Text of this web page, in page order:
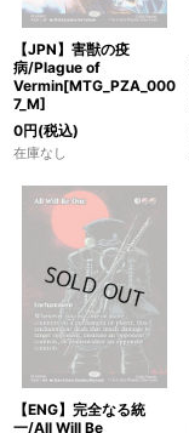
【JPN】害獣の疫
病/Plague of
Vermin[MTG_PZA_000
7_M]
0円(税込)
在庫なし
【ENG】完全なる統
一/All Will Be